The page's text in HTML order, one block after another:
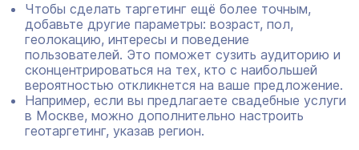
Чтобы сделать таргетинг ещё более точным,
добавьте другие параметры: возраст, пол,
геолокацию, интересы и поведение
пользователей. Это поможет сузить аудиторию и
сконцентрироваться на тех, кто с наибольшей
вероятностью откликнется на ваше предложение.
Например, если вы предлагаете свадебные услуги
в Москве, можно дополнительно настроить
геотаргетинг, указав регион.